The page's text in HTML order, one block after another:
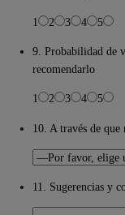
1 2 3 4 5
9. Probabilidad de
recomendarlo
1 2 3 4 5
10. A través de
11. Sugerencias y